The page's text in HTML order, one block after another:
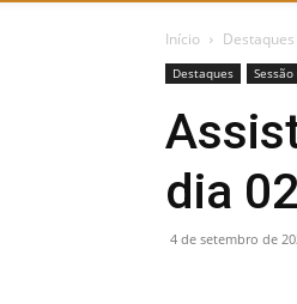
Início Destaques
Destaques
dia
4 de setembro de